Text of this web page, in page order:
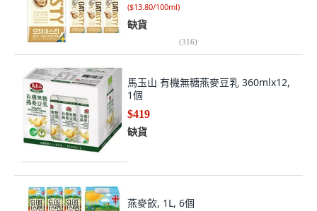
($13.80/100ml)
缺貨
(316)
馬玉山 有機無糖燕麥豆乳 360mlx12,
1個
$419
缺貨
燕麥飲, 1L, 6個